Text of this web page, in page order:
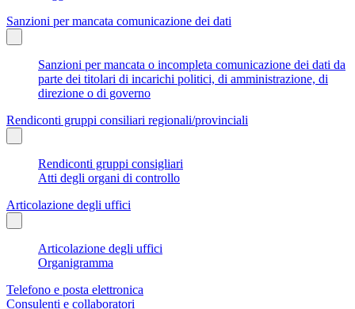
Sanzioni per mancata comunicazione dei dati
Sanzioni per mancata o incompleta comunicazione dei dati da
parte dei titolari di incarichi politici, di amministrazione, di
direzione o di governo
Rendiconti gruppi consiliari regionali/provinciali
Rendiconti gruppi consigliari
Atti degli organi di controllo
Articolazione degli uffici
Articolazione degli uffici
Organigramma
Telefono e posta elettronica
Consulenti e collaboratori